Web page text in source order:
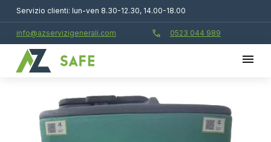
Servizio clienti: lun-ven 8.30-12.30, 14.00-18.00
info@azservizigenerali.com call 0523 044 989